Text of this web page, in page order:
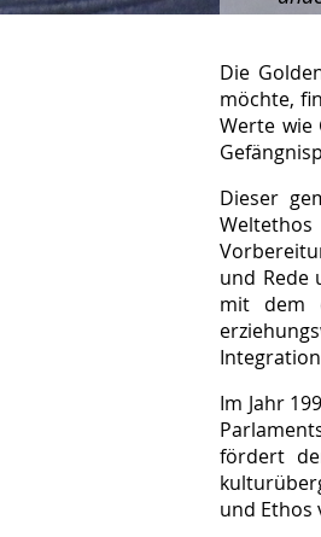
Die
möchte,
Werte wie
Dieser
und Rede
mit dem
Im Jahr
fördert
und Ethos